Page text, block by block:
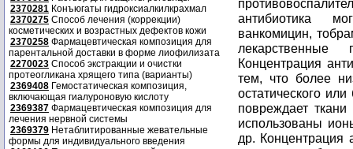
2370281 Конъюгаты гидроксиалкилкрахмал
2370275 Способ лечения (коррекции)
косметических и возрастных дефектов кожи
2370258 Фармацевтическая композиция для
парентальной доставки в форме лиофилизата
2270023 Способ экстракции и очистки
протеогликана хрящего типа (варианты)
2369408 Гемостатическая композиция,
включающая гиалуроновую кислоту
2369387 Фармацевтическая композиция для
лечения нервной системы
2369379 Нетаблитированные жевательные
формы для индивидуального введения
антибиотика
ванкомицин,
Концентрация
тем, что более
остатического
повреждает
использованы
др. Концентрация